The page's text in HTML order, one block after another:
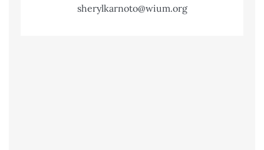
sherylkarnoto@wium.org